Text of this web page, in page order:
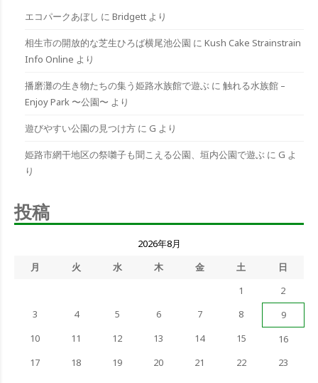
エコパークあぼし に Bridgett より
相生市の開放的な芝生ひろば横尾池公園 に Kush Cake Strainstrain
Info Online より
播磨灘の生き物たちの集う姫路水族館で遊ぶ に 触れる水族館 –
Enjoy Park 〜公園〜 より
遊びやすい公園の見つけ方 に G より
姫路市網干地区の祭囃子も聞こえる公園、垣内公園で遊ぶ に G よ
り
投稿
2026年8月
月
火 水 木 金 土
日
1
2
3
4 5 6 7 8
9
10
11 12 13 14 15
16
17
18 19 20 21 22
23